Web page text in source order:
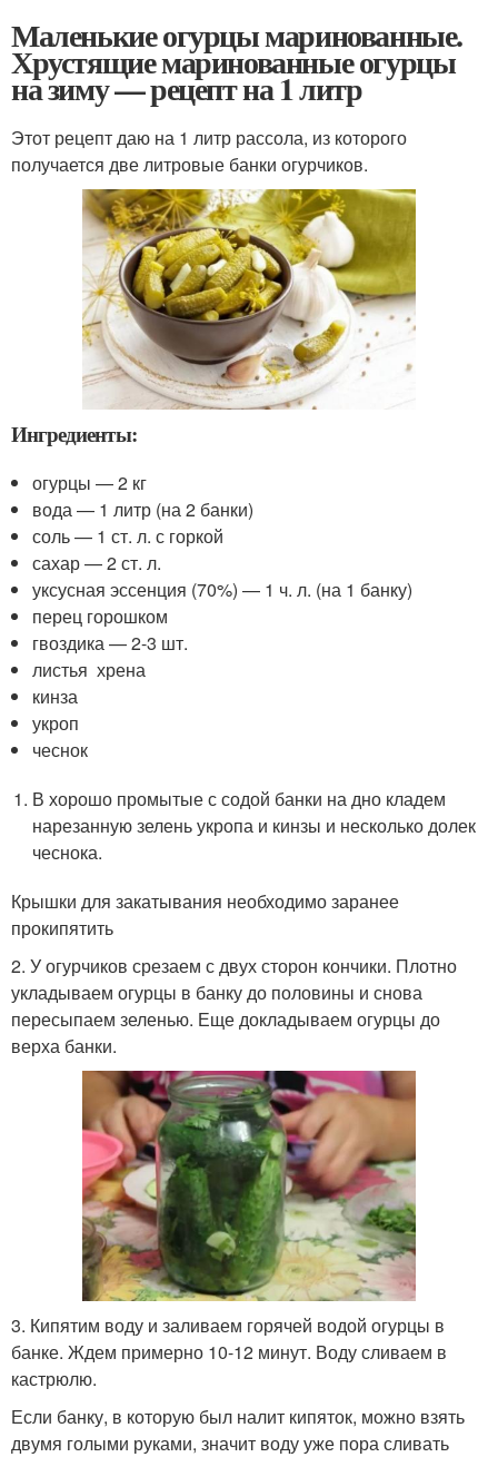
Маленькие огурцы маринованные.
Хрустящие маринованные огурцы
на зиму — рецепт на 1 литр
Этот рецепт даю на 1 литр рассола, из которого
получается две литровые банки огурчиков.
Ингредиенты:
огурцы — 2 кг
вода — 1 литр (на 2 банки)
соль — 1 ст. л. с горкой
сахар — 2 ст. л.
уксусная эссенция (70%) — 1 ч. л. (на 1 банку)
перец горошком
гвоздика — 2-3 шт.
листья хрена
кинза
укроп
чеснок
В хорошо промытые с содой банки на дно кладем
нарезанную зелень укропа и кинзы и несколько долек
чеснока.
Крышки для закатывания необходимо заранее
прокипятить
2. У огурчиков срезаем с двух сторон кончики. Плотно
укладываем огурцы в банку до половины и снова
пересыпаем зеленью. Еще докладываем огурцы до
верха банки.
3. Кипятим воду и заливаем горячей водой огурцы в
банке. Ждем примерно 10-12 минут. Воду сливаем в
кастрюлю.
Если банку, в которую был налит кипяток, можно взять
двумя голыми руками, значит воду уже пора сливать